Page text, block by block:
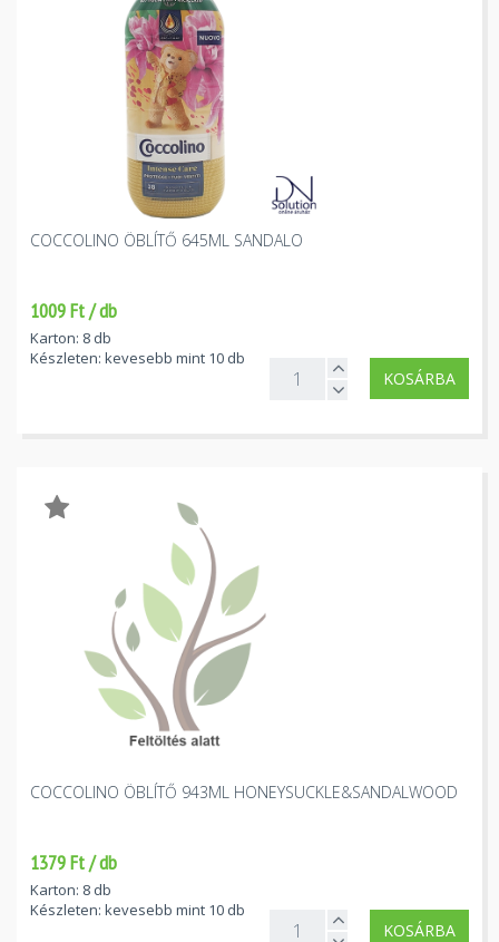
COCCOLINO ÖBLÍTŐ 645ML SANDALO
1009 Ft / db
Karton: 8 db
Készleten: kevesebb mint 10 db
KOSÁRBA
COCCOLINO ÖBLÍTŐ 943ML HONEYSUCKLE&SANDALWOOD
1379 Ft / db
Karton: 8 db
Készleten: kevesebb mint 10 db
KOSÁRBA